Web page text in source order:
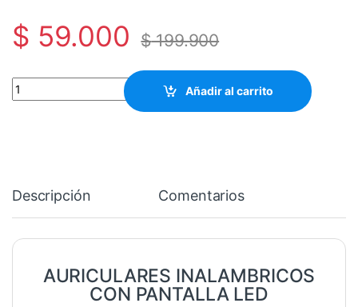
$ 59.000 $199.900
Audífonos Inalámbricos Bluetooth con Pantalla | EzPoints
Añadir al carrito
Descripción Comentarios
AURICULARES INALAMBRICOS
CON PANTALLA LED